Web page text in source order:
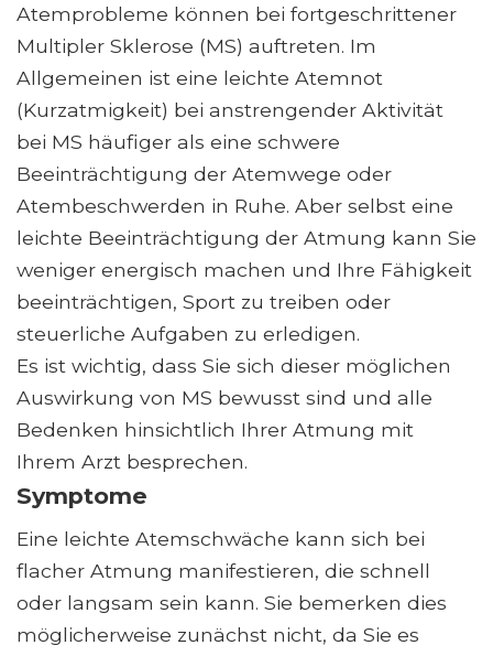
Atemprobleme können bei fortgeschrittener
Multipler Sklerose (MS) auftreten. Im
Allgemeinen ist eine leichte Atemnot
(Kurzatmigkeit) bei anstrengender Aktivität
bei MS häufiger als eine schwere
Beeinträchtigung der Atemwege oder
Atembeschwerden in Ruhe. Aber selbst eine
leichte Beeinträchtigung der Atmung kann Sie
weniger energisch machen und Ihre Fähigkeit
beeinträchtigen, Sport zu treiben oder
steuerliche Aufgaben zu erledigen.
Es ist wichtig, dass Sie sich dieser möglichen
Auswirkung von MS bewusst sind und alle
Bedenken hinsichtlich Ihrer Atmung mit
Ihrem Arzt besprechen.
Symptome
Eine leichte Atemschwäche kann sich bei
flacher Atmung manifestieren, die schnell
oder langsam sein kann. Sie bemerken dies
möglicherweise zunächst nicht, da Sie es